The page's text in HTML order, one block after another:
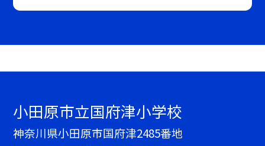
小田原市立国府津小学校
神奈川県小田原市国府津2485番地